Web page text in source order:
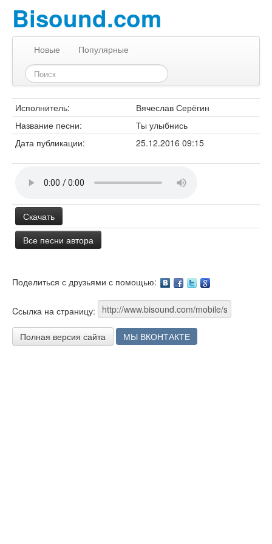
Bisound.com
Новые Популярные
Исполнитель:
Вячеслав Серёгин
Название песни:
Ты улыбнись
Дата публикации:
25.12.2016 09:15
Скачать
Все песни автора
Поделиться с друзьями с помощью:
Cсылка на страницу:
Полная версия сайта МЫ ВКОНТАКТЕ